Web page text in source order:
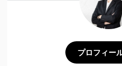
プロフィー